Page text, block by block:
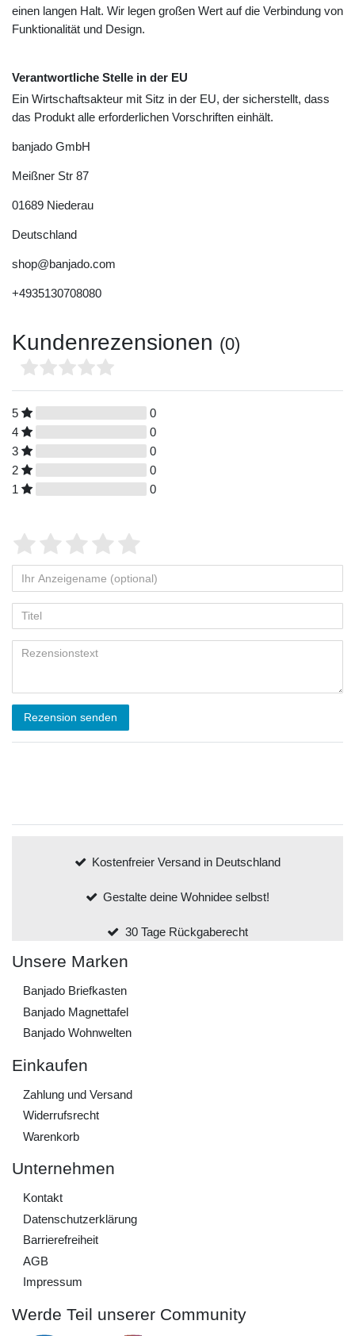
einen langen Halt. Wir legen großen Wert auf die Verbindung von
Funktionalität und Design.
Verantwortliche Stelle in der EU
Ein Wirtschaftsakteur mit Sitz in der EU, der sicherstellt, dass
das Produkt alle erforderlichen Vorschriften einhält.
banjado GmbH
Meißner Str 87
01689 Niederau
Deutschland
shop@banjado.com
+4935130708080
Kundenrezensionen (0)
5
0
4
0
3
0
2
0
1
0
Rezension senden
Kostenfreier Versand in Deutschland
Gestalte deine Wohnidee selbst!
30 Tage Rückgaberecht
Unsere Marken
Banjado Briefkasten
Banjado Magnettafel
Banjado Wohnwelten
Einkaufen
Zahlung und Versand
Widerrufs­recht
Warenkorb
Unternehmen
Kontakt
Daten­schutz­erklärung
Barrierefreiheit
AGB
Impressum
Werde Teil unserer Community